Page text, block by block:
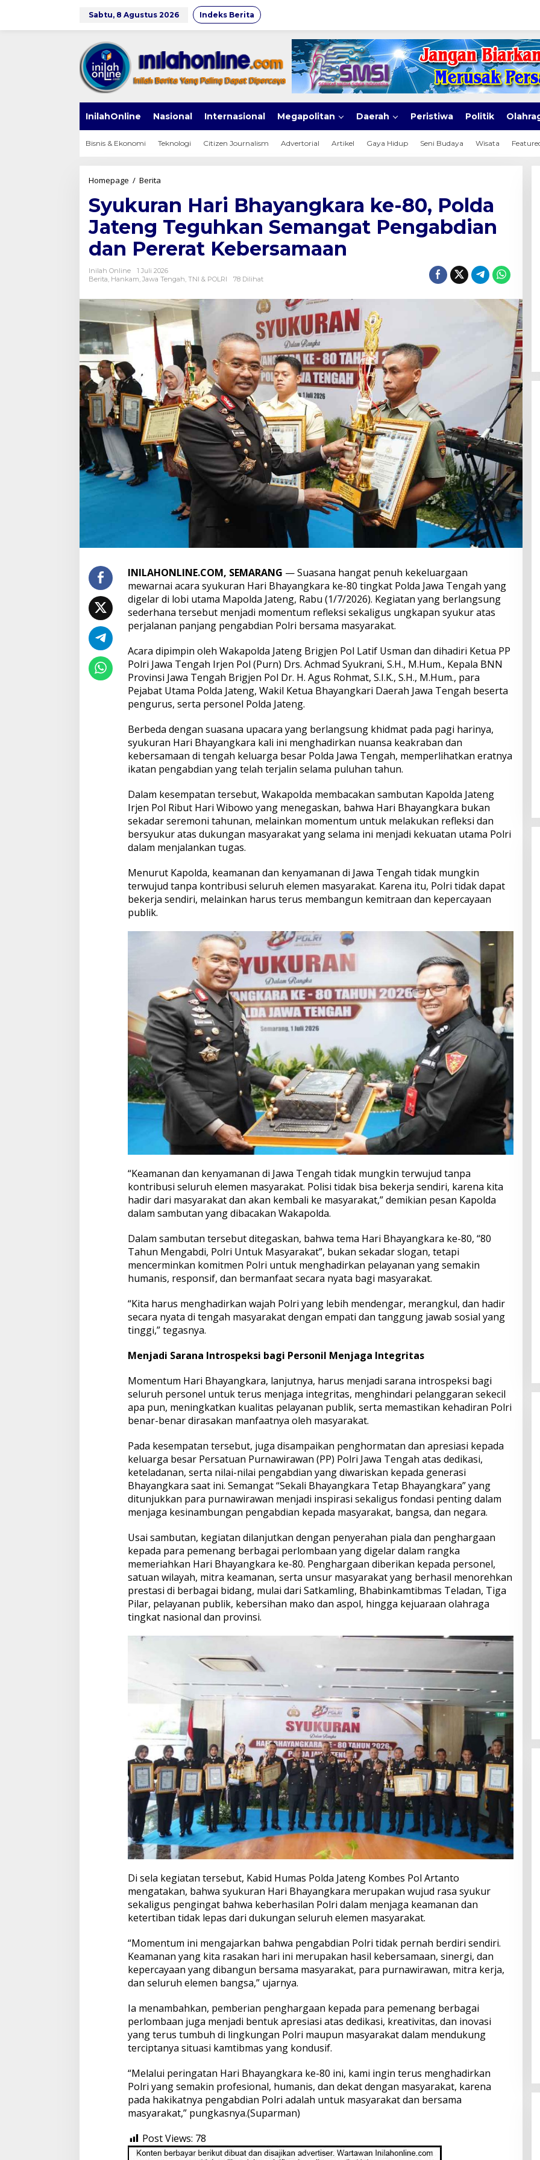
Sabtu, 8 Agustus 2026 Indeks Berita
InilahOnline Nasional Internasional Megapolitan Daerah Peristiwa Politik
Bisnis & Ekonomi Teknologi Citizen Journalism Advertorial Artikel Gaya Hidup Seni Budaya Wisata
Homepage / Berita
Bhayangkara
ke-
80,
Polda
Jateng
Teguhkan
Semangat
Pengabdian
Pererat
Kebersamaan
Syukuran Hari Bhayangkara ke-80, Polda
Jateng Teguhkan Semangat Pengabdian
dan Pererat Kebersamaan
Inilah Online
1 Juli 2026
Berita, Hankam, Jawa Tengah, TNI & POLRI 78 Dilihat
INILAHONLINE.COM, SEMARANG — Suasana hangat penuh kekeluargaan
mewarnai acara syukuran Hari Bhayangkara ke-80 tingkat Polda Jawa Tengah yang
digelar di lobi utama Mapolda Jateng, Rabu (1/7/2026). Kegiatan yang berlangsung
sederhana tersebut menjadi momentum refleksi sekaligus ungkapan syukur atas
perjalanan panjang pengabdian Polri bersama masyarakat.
Acara dipimpin oleh Wakapolda Jateng Brigjen Pol Latif Usman dan dihadiri Ketua PP
Polri Jawa Tengah Irjen Pol (Purn) Drs. Achmad Syukrani, S.H., M.Hum., Kepala BNN
Provinsi Jawa Tengah Brigjen Pol Dr. H. Agus Rohmat, S.I.K., S.H., M.Hum., para
Pejabat Utama Polda Jateng, Wakil Ketua Bhayangkari Daerah Jawa Tengah beserta
pengurus, serta personel Polda Jateng.
Berbeda dengan suasana upacara yang berlangsung khidmat pada pagi harinya,
syukuran Hari Bhayangkara kali ini menghadirkan nuansa keakraban dan
kebersamaan di tengah keluarga besar Polda Jawa Tengah, memperlihatkan eratnya
ikatan pengabdian yang telah terjalin selama puluhan tahun.
Dalam kesempatan tersebut, Wakapolda membacakan sambutan Kapolda Jateng
Irjen Pol Ribut Hari Wibowo yang menegaskan, bahwa Hari Bhayangkara bukan
sekadar seremoni tahunan, melainkan momentum untuk melakukan refleksi dan
bersyukur atas dukungan masyarakat yang selama ini menjadi kekuatan utama Polri
dalam menjalankan tugas.
Menurut Kapolda, keamanan dan kenyamanan di Jawa Tengah tidak mungkin
terwujud tanpa kontribusi seluruh elemen masyarakat. Karena itu, Polri tidak dapat
bekerja sendiri, melainkan harus terus membangun kemitraan dan kepercayaan
publik.
“Keamanan dan kenyamanan di Jawa Tengah tidak mungkin terwujud tanpa
kontribusi seluruh elemen masyarakat. Polisi tidak bisa bekerja sendiri, karena kita
hadir dari masyarakat dan akan kembali ke masyarakat,” demikian pesan Kapolda
dalam sambutan yang dibacakan Wakapolda.
Dalam sambutan tersebut ditegaskan, bahwa tema Hari Bhayangkara ke-80, “80
Tahun Mengabdi, Polri Untuk Masyarakat”, bukan sekadar slogan, tetapi
mencerminkan komitmen Polri untuk menghadirkan pelayanan yang semakin
humanis, responsif, dan bermanfaat secara nyata bagi masyarakat.
“Kita harus menghadirkan wajah Polri yang lebih mendengar, merangkul, dan hadir
secara nyata di tengah masyarakat dengan empati dan tanggung jawab sosial yang
tinggi,” tegasnya.
Menjadi Sarana Introspeksi bagi Personil Menjaga Integritas
Momentum Hari Bhayangkara, lanjutnya, harus menjadi sarana introspeksi bagi
seluruh personel untuk terus menjaga integritas, menghindari pelanggaran sekecil
apa pun, meningkatkan kualitas pelayanan publik, serta memastikan kehadiran Polri
benar-benar dirasakan manfaatnya oleh masyarakat.
Pada kesempatan tersebut, juga disampaikan penghormatan dan apresiasi kepada
keluarga besar Persatuan Purnawirawan (PP) Polri Jawa Tengah atas dedikasi,
keteladanan, serta nilai-nilai pengabdian yang diwariskan kepada generasi
Bhayangkara saat ini. Semangat “Sekali Bhayangkara Tetap Bhayangkara” yang
ditunjukkan para purnawirawan menjadi inspirasi sekaligus fondasi penting dalam
menjaga kesinambungan pengabdian kepada masyarakat, bangsa, dan negara.
Usai sambutan, kegiatan dilanjutkan dengan penyerahan piala dan penghargaan
kepada para pemenang berbagai perlombaan yang digelar dalam rangka
memeriahkan Hari Bhayangkara ke-80. Penghargaan diberikan kepada personel,
satuan wilayah, mitra keamanan, serta unsur masyarakat yang berhasil menorehkan
prestasi di berbagai bidang, mulai dari Satkamling, Bhabinkamtibmas Teladan, Tiga
Pilar, pelayanan publik, kebersihan mako dan aspol, hingga kejuaraan olahraga
tingkat nasional dan provinsi.
Di sela kegiatan tersebut, Kabid Humas Polda Jateng Kombes Pol Artanto
mengatakan, bahwa syukuran Hari Bhayangkara merupakan wujud rasa syukur
sekaligus pengingat bahwa keberhasilan Polri dalam menjaga keamanan dan
ketertiban tidak lepas dari dukungan seluruh elemen masyarakat.
“Momentum ini mengajarkan bahwa pengabdian Polri tidak pernah berdiri sendiri.
Keamanan yang kita rasakan hari ini merupakan hasil kebersamaan, sinergi, dan
kepercayaan yang dibangun bersama masyarakat, para purnawirawan, mitra kerja,
dan seluruh elemen bangsa,” ujarnya.
Ia menambahkan, pemberian penghargaan kepada para pemenang berbagai
perlombaan juga menjadi bentuk apresiasi atas dedikasi, kreativitas, dan inovasi
yang terus tumbuh di lingkungan Polri maupun masyarakat dalam mendukung
terciptanya situasi kamtibmas yang kondusif.
“Melalui peringatan Hari Bhayangkara ke-80 ini, kami ingin terus menghadirkan
Polri yang semakin profesional, humanis, dan dekat dengan masyarakat, karena
pada hakikatnya pengabdian Polri adalah untuk masyarakat dan bersama
masyarakat,” pungkasnya.(Suparman)
Post Views: 78